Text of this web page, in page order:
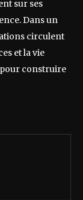
sur ses
Dans un
circulent
et la vie
construire